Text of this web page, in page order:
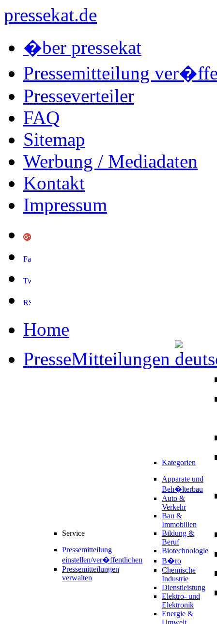
pressekat.de
�ber pressekat
Pressemitteilung
Presseverteiler
FAQ
Sitemap
Werbung / Mediadaten
Kontakt
Impressum
Home
PresseMitteilungen
Service
Pressemitteilung
einstellen/ver�ffentlichen
Pressemitteilungen
verwalten
Kategorien
Apparate und
Beh�lterbau
Auto &
Verkehr
Bau &
Immobilien
Bildung &
Beruf
Biotechnologie
B�ro
Chemische
Industrie
Dienstleistung
Elektro- und
Elektronik
Energie &
Umwelt